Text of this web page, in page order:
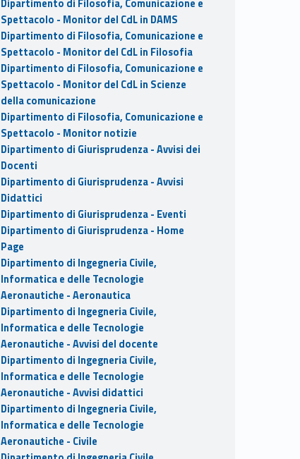
Dipartimento di Filosofia, Comunicazione e
Spettacolo - Monitor del CdL in DAMS
Dipartimento di Filosofia, Comunicazione e
Spettacolo - Monitor del CdL in Filosofia
Dipartimento di Filosofia, Comunicazione e
Spettacolo - Monitor del CdL in Scienze
della comunicazione
Dipartimento di Filosofia, Comunicazione e
Spettacolo - Monitor notizie
Dipartimento di Giurisprudenza - Avvisi dei
Docenti
Dipartimento di Giurisprudenza - Avvisi
Didattici
Dipartimento di Giurisprudenza - Eventi
Dipartimento di Giurisprudenza - Home
Page
Dipartimento di Ingegneria Civile,
Informatica e delle Tecnologie
Aeronautiche - Aeronautica
Dipartimento di Ingegneria Civile,
Informatica e delle Tecnologie
Aeronautiche - Avvisi del docente
Dipartimento di Ingegneria Civile,
Informatica e delle Tecnologie
Aeronautiche - Avvisi didattici
Dipartimento di Ingegneria Civile,
Informatica e delle Tecnologie
Aeronautiche - Civile